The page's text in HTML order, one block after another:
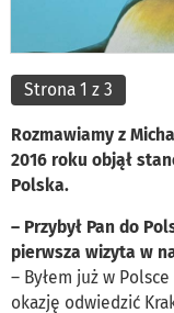
Strona 1 z 3
Rozmawiamy z
2016 roku objął
Polska.
– Przybył Pan do
pierwsza wizyta w
– Byłem już w
okazję odwiedzić